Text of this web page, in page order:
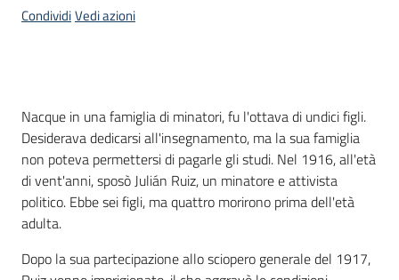
CondividiVedi azioni
Introduzione
Nacque in una famiglia di minatori, fu l'ottava di undici figli.
Desiderava dedicarsi all'insegnamento, ma la sua famiglia
non poteva permettersi di pagarle gli studi. Nel 1916, all'età
di vent'anni, sposò Julián Ruiz, un minatore e attivista
politico. Ebbe sei figli, ma quattro morirono prima dell'età
adulta.
Dopo la sua partecipazione allo sciopero generale del 1917,